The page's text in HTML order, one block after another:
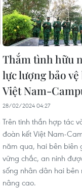
Thắm tình hữu
lực lượng bảo
Việt Nam-
28/02/2024 04:27
Trên tinh thần hợp tác
đoàn kết Việt Nam-
năm qua, hai bên biên
vững chắc, an ninh
sống nhân dân hai
nâng cao.